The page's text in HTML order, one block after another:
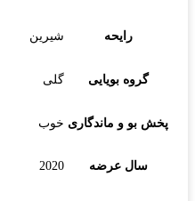
رایحه شیرین
گروه بویایی گلی
پخش بو و ماندگاری خوب
سال عرضه 2020